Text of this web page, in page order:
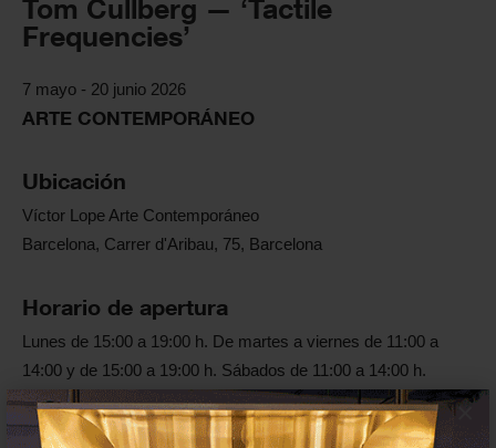
×
Tom Cullberg — ‘Tactile
Frequencies’
7 mayo - 20 junio 2026
ARTE CONTEMPORÁNEO
Ubicación
Víctor Lope Arte Contemporáneo
Barcelona, Carrer d'Aribau, 75, Barcelona
Horario de apertura
Lunes de 15:00 a 19:00 h. De martes a viernes de 11:00 a
14:00 y de 15:00 a 19:00 h. Sábados de 11:00 a 14:00 h.
Enlaces oficiales